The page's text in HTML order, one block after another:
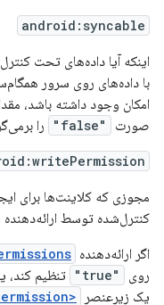
android:syncable
اینکه آیا داده‌های تحت
با داده‌های روی سرور
امکان وجود داشته باشد،
صورت
"false" را
مجوزی که کلاینت‌ها برای
کنترل‌شده توسط ارائه‌دهنده
اگر ارائه‌دهنده
روی "true"
تنظیم کند،
یک زیرعنصر
<grant-uri-permission>